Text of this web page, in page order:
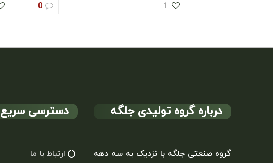
1
0
درباره گروه تولیدی جلگه
گروه صنعتی جلگه با نزدیک به سه دهه
دسترسی سریع
ارتباط با ما